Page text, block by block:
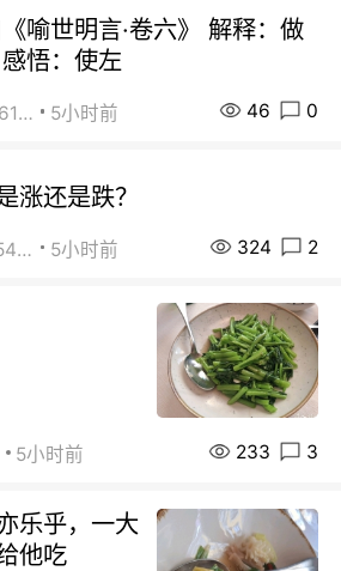
喻世明言·卷六》 解释：做
悟：使左
街友21416156 5小时前 46 0
涨还是跌？
街友90454511 5小时前 324 2
5小时前 233 3
乐乎，一大
他吃